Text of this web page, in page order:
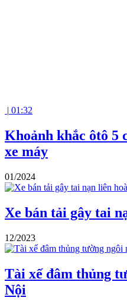
| 01:32
Khoảnh khắc ôtô 5
xe máy
01/2024
Xe bán tải gây tai
12/2023
Tài xế đâm thủng
Nội